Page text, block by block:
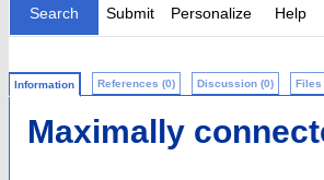
Search Submit Personalize Help
Information References (0) Discussion (0) Files
Maximally